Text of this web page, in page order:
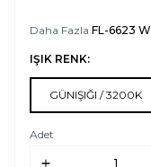
Daha Fazla FL-6623 W
IŞIK RENK:
GÜNIŞIĞI / 3200K
Adet